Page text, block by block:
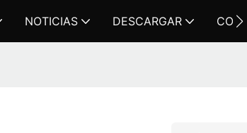
NOTICIAS DESCARGAR